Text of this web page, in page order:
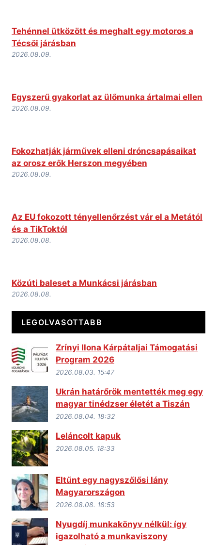
Tehénnel ütközött és meghalt egy motoros a
Técsői járásban
2026.08.09.
Egyszerű gyakorlat az ülőmunka ártalmai ellen
2026.08.09.
Fokozhatják járművek elleni dróncsapásaikat
az orosz erők Herszon megyében
2026.08.09.
Az EU fokozott tényellenőrzést vár el a Metától
és a TikToktól
2026.08.08.
Közúti baleset a Munkácsi járásban
2026.08.08.
LEGOLVASOTTABB
Zrínyi Ilona Kárpátaljai Támogatási
Program 2026
2026.08.03. 15:47
Ukrán határőrök mentették meg egy
magyar tinédzser életét a Tiszán
2026.08.04. 18:32
Leláncolt kapuk
2026.08.05. 18:33
Eltűnt egy nagyszőlősi lány
Magyarországon
2026.08.08. 18:53
Nyugdíj munkakönyv nélkül: így
igazolható a munkaviszony